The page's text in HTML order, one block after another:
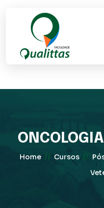
Home // Cursos //